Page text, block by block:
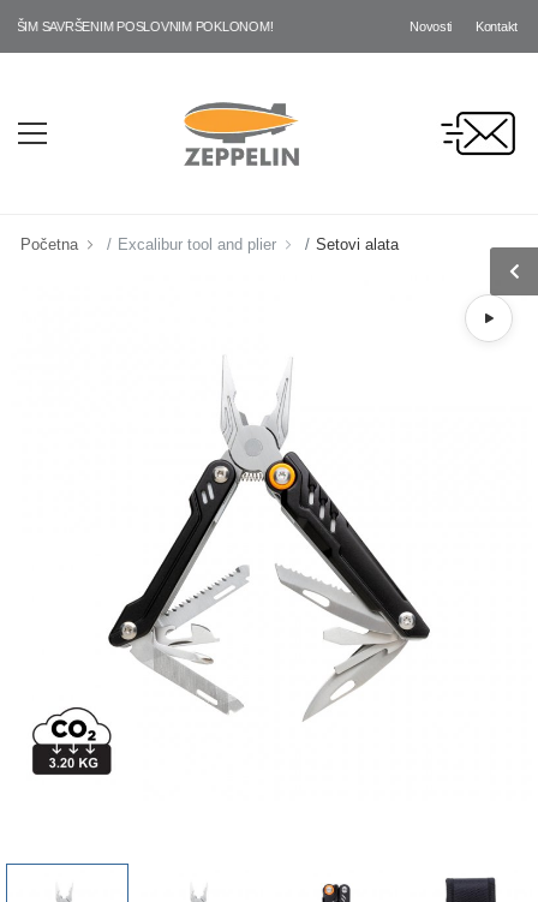
SAVRŠENIM POSLOVNIM POKLONOM! Novosti Kontakt
Početna Excalibur tool and plier Setovi alata